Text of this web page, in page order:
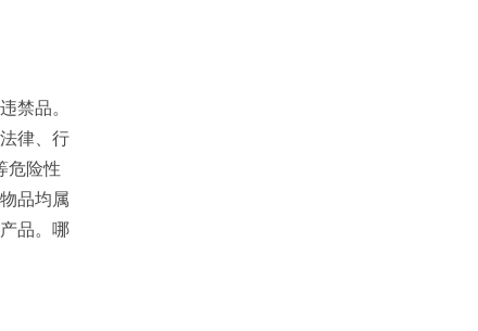
禁品。
律、行
危险性
品均属
品。哪